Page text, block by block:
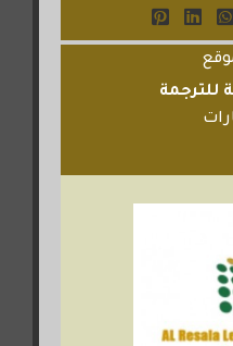
للترجمة